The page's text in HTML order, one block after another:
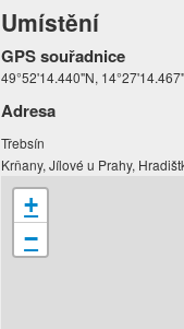
Umístění
GPS souřadnice
49°52'14.440"N,
Adresa
Třebsín
Krňany, Jílové u Prahy,
+
−